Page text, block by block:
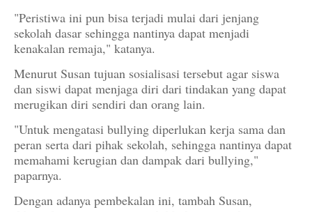
"Peristiwa ini pun bisa terjadi mulai dari jenjang
sekolah dasar sehingga nantinya dapat menjadi
kenakalan remaja," katanya.
Menurut Susan tujuan sosialisasi tersebut agar siswa
dan siswi dapat menjaga diri dari tindakan yang dapat
merugikan diri sendiri dan orang lain.
"Untuk mengatasi bullying diperlukan kerja sama dan
peran serta dari pihak sekolah, sehingga nantinya dapat
memahami kerugian dan dampak dari bullying,"
paparnya.
Dengan adanya pembekalan ini, tambah Susan,